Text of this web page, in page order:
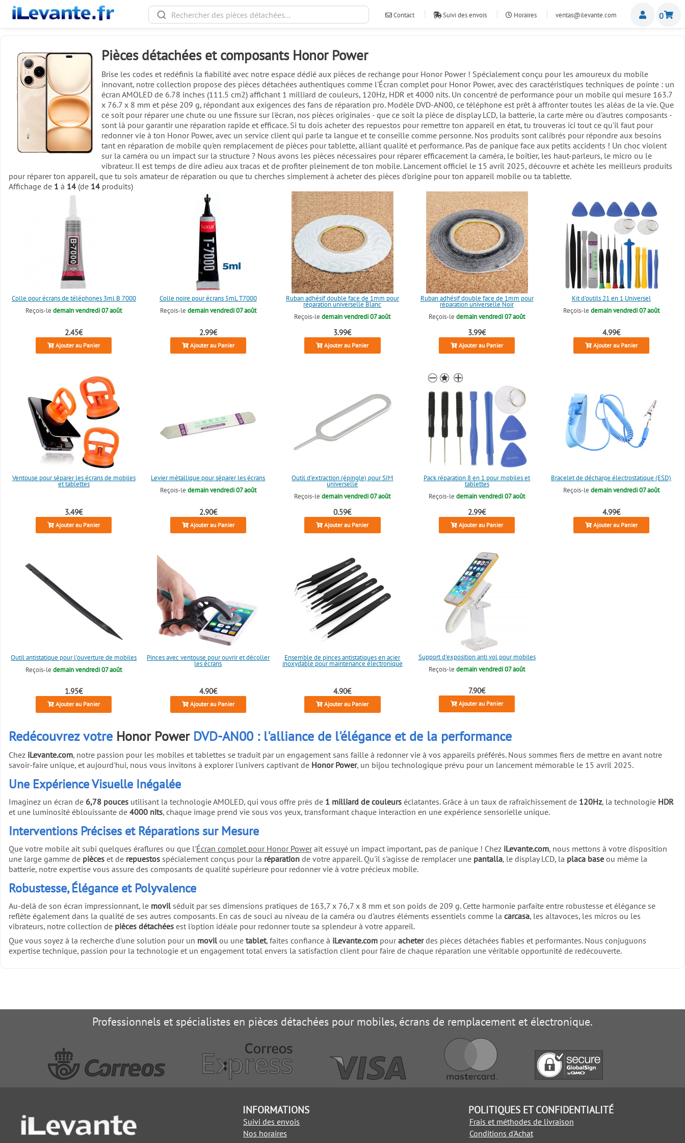
Contact Suivi des envois Horaires ventas@ilevante.com 0
Pièces détachées et composants Honor Power
Brise les codes et redéfinis la fiabilité avec notre espace dédié aux pièces de rechange pour Honor Power ! Spécialement conçu pour les amoureux du mobile
innovant, notre collection propose des pièces détachées authentiques comme l'Écran complet pour Honor Power, avec des caractéristiques techniques de pointe : un
écran AMOLED de 6.78 inches (111.5 cm2) affichant 1 milliard de couleurs, 120Hz, HDR et 4000 nits. Un concentré de performance pour un mobile qui mesure 163.7
x 76.7 x 8 mm et pèse 209 g, répondant aux exigences des fans de réparation pro. Modèle DVD-AN00, ce téléphone est prêt à affronter toutes les aléas de la vie. Que
ce soit pour réparer une chute ou une fissure sur l'écran, nos pièces originales - que ce soit la pièce de display LCD, la batterie, la carte mère ou d'autres composants -
sont là pour garantir une réparation rapide et efficace. Si tu dois acheter des repuestos pour remettre ton appareil en état, tu trouveras ici tout ce qu'il faut pour
redonner vie à ton Honor Power, avec un service client qui parle ta langue et te conseille comme personne. Nos produits sont calibrés pour répondre aux besoins
tant en réparation de mobile qu'en remplacement de pièces pour tablette, alliant qualité et performance. Pas de panique face aux petits accidents ! Un choc violent
sur la caméra ou un impact sur la structure ? Nous avons les pièces nécessaires pour réparer efficacement la caméra, le boîtier, les haut-parleurs, le micro ou le
vibrateur. Il est temps de dire adieu aux tracas et de profiter pleinement de ton mobile. Lancement officiel le 15 avril 2025, découvre et achète les meilleurs produits
pour réparer ton appareil, que tu sois amateur de réparation ou que tu cherches simplement à acheter des pièces d'origine pour ton appareil mobile ou ta tablette.
Affichage de 1 à 14 (de 14 produits)
Colle pour écrans de téléphones 3ml B 7000
Reçois-ledemain vendredi 07 août
2.45€
Ajouter au Panier
Colle noire pour écrans 5mL T7000
Reçois-le demain vendredi 07 août
2.99€
Ajouter au Panier
Ruban adhésif double face de 1mm pour
réparation universelle Blanc
Reçois-ledemain vendredi 07 août
3.99€
Ajouter au Panier
Ruban adhésif double face de 1mm pour
réparation universelle Noir
Reçois-ledemain vendredi 07 août
3.99€
Ajouter au Panier
Kit d'outils 21 en 1 Universel
Reçois-le demain vendredi 07 août
4.99€
Ajouter au Panier
Ventouse pour séparer les écrans de mobiles
et tablettes
3.49€
Ajouter au Panier
Levier métallique pour séparer les écrans
Reçois-le demain vendredi 07 août
2.90€
Ajouter au Panier
Outil d'extraction (épingle) pour SIM
universelle
Reçois-ledemain vendredi 07 août
0.59€
Ajouter au Panier
Pack réparation 8 en 1 pour mobiles et
tablettes
Reçois-ledemain vendredi 07 août
2.99€
Ajouter au Panier
Bracelet de décharge électrostatique (ESD)
Reçois-le demain vendredi 07 août
4.99€
Ajouter au Panier
Outil antistatique pour l'ouverture de mobiles
Reçois-ledemain vendredi 07 août
1.95€
Ajouter au Panier
Pinces avec ventouse pour ouvrir et décoller
les écrans
4.90€
Ajouter au Panier
Ensemble de pinces antistatiques en acier
inoxydable pour maintenance électronique
4.90€
Ajouter au Panier
Support d'exposition anti vol pour mobiles
Reçois-ledemain vendredi 07 août
7.90€
Ajouter au Panier
Redécouvrez votre Honor PowerDVD-AN00 : l'alliance de l'élégance et de la performance
Chez iLevante.com, notre passion pour les mobiles et tablettes se traduit par un engagement sans faille à redonner vie à vos appareils préférés. Nous sommes fiers de mettre en avant notre
savoir-faire unique, et aujourd'hui, nous vous invitons à explorer l'univers captivant de Honor Power, un bijou technologique prévu pour un lancement mémorable le 15 avril 2025.
Une Expérience Visuelle Inégalée
Imaginez un écran de 6,78 pouces utilisant la technologie AMOLED, qui vous offre près de 1 milliard de couleurs éclatantes. Grâce à un taux de rafraîchissement de 120Hz, la technologie HDR
et une luminosité éblouissante de 4000 nits, chaque image prend vie sous vos yeux, transformant chaque interaction en une expérience sensorielle unique.
Interventions Précises et Réparations sur Mesure
Que votre mobile ait subi quelques éraflures ou que l'Écran complet pour Honor Powerait essuyé un impact important, pas de panique ! Chez iLevante.com, nous mettons à votre disposition
une large gamme de pièces et de repuestos spécialement conçus pour la réparation de votre appareil. Qu'il s'agisse de remplacer une pantalla, le display LCD, la placa base ou même la
batterie, notre expertise vous assure des composants de qualité supérieure pour redonner vie à votre précieux mobile.
Robustesse, Élégance et Polyvalence
Au-delà de son écran impressionnant, le movil séduit par ses dimensions pratiques de 163,7 x 76,7 x 8 mm et son poids de 209 g. Cette harmonie parfaite entre robustesse et élégance se
reflète également dans la qualité de ses autres composants. En cas de souci au niveau de la caméra ou d'autres éléments essentiels comme la carcasa, les altavoces, les micros ou les
vibrateurs, notre collection de pièces détachées est l'option idéale pour redonner toute sa splendeur à votre appareil.
Que vous soyez à la recherche d'une solution pour un movil ou une tablet, faites confiance à iLevante.com pouracheterdes pièces détachées fiables et performantes. Nous conjuguons
expertise technique, passion pour la technologie et un engagement total envers la satisfaction client pour faire de chaque réparation une véritable opportunité de redécouverte.
Professionnels et spécialistes en pièces détachées pour mobiles, écrans de remplacement et électronique.
INFORMATIONS
Suivi des envois
Nos horaires
POLITIQUES ET CONFIDENTIALITÉ
Frais et méthodes de livraison
Conditions d'Achat